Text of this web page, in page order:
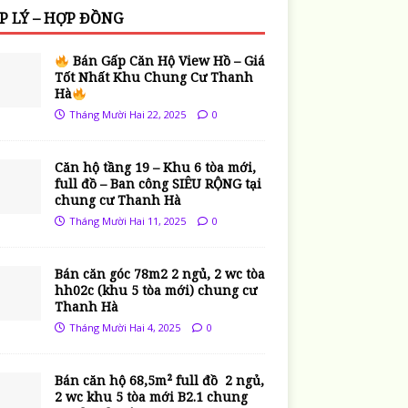
LÝ – HỢP ĐỒNG
Bán Gấp Căn Hộ View Hồ – Giá
Tốt Nhất Khu Chung Cư Thanh
Hà
Tháng Mười Hai 22, 2025 0
Căn hộ tầng 19 – Khu 6 tòa mới,
full đồ – Ban công SIÊU RỘNG tại
chung cư Thanh Hà
Tháng Mười Hai 11, 2025 0
Bán căn góc 78m2 2 ngủ, 2 wc tòa
hh02c (khu 5 tòa mới) chung cư
Thanh Hà
Tháng Mười Hai 4, 2025 0
Bán căn hộ 68,5m² full đồ 2 ngủ,
2 wc khu 5 tòa mới B2.1 chung